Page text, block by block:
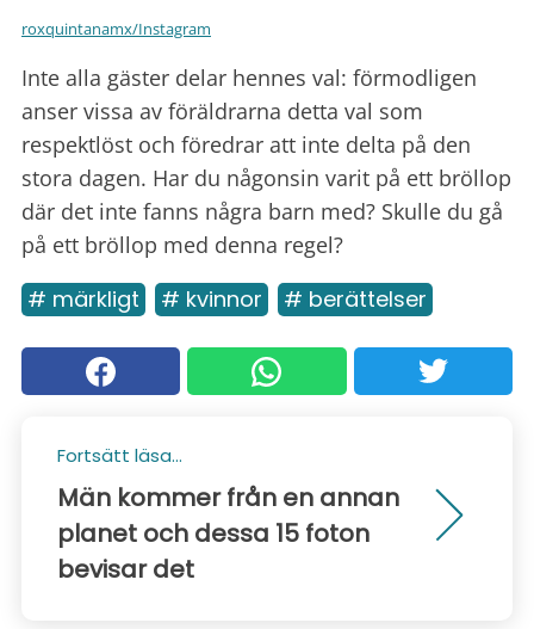
roxquintanamx/Instagram
Inte alla gäster delar hennes val: förmodligen
anser vissa av föräldrarna detta val som
respektlöst och föredrar att inte delta på den
stora dagen. Har du någonsin varit på ett bröllop
där det inte fanns några barn med? Skulle du gå
på ett bröllop med denna regel?
# märkligt # kvinnor # berättelser
Fortsätt läsa...
Män kommer från en annan
planet och dessa 15 foton
bevisar det